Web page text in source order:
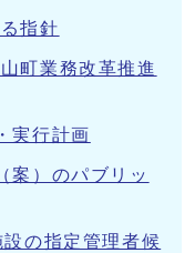
指針
町業務改革推進
実行計画
案）のパブリッ
の指定管理者候